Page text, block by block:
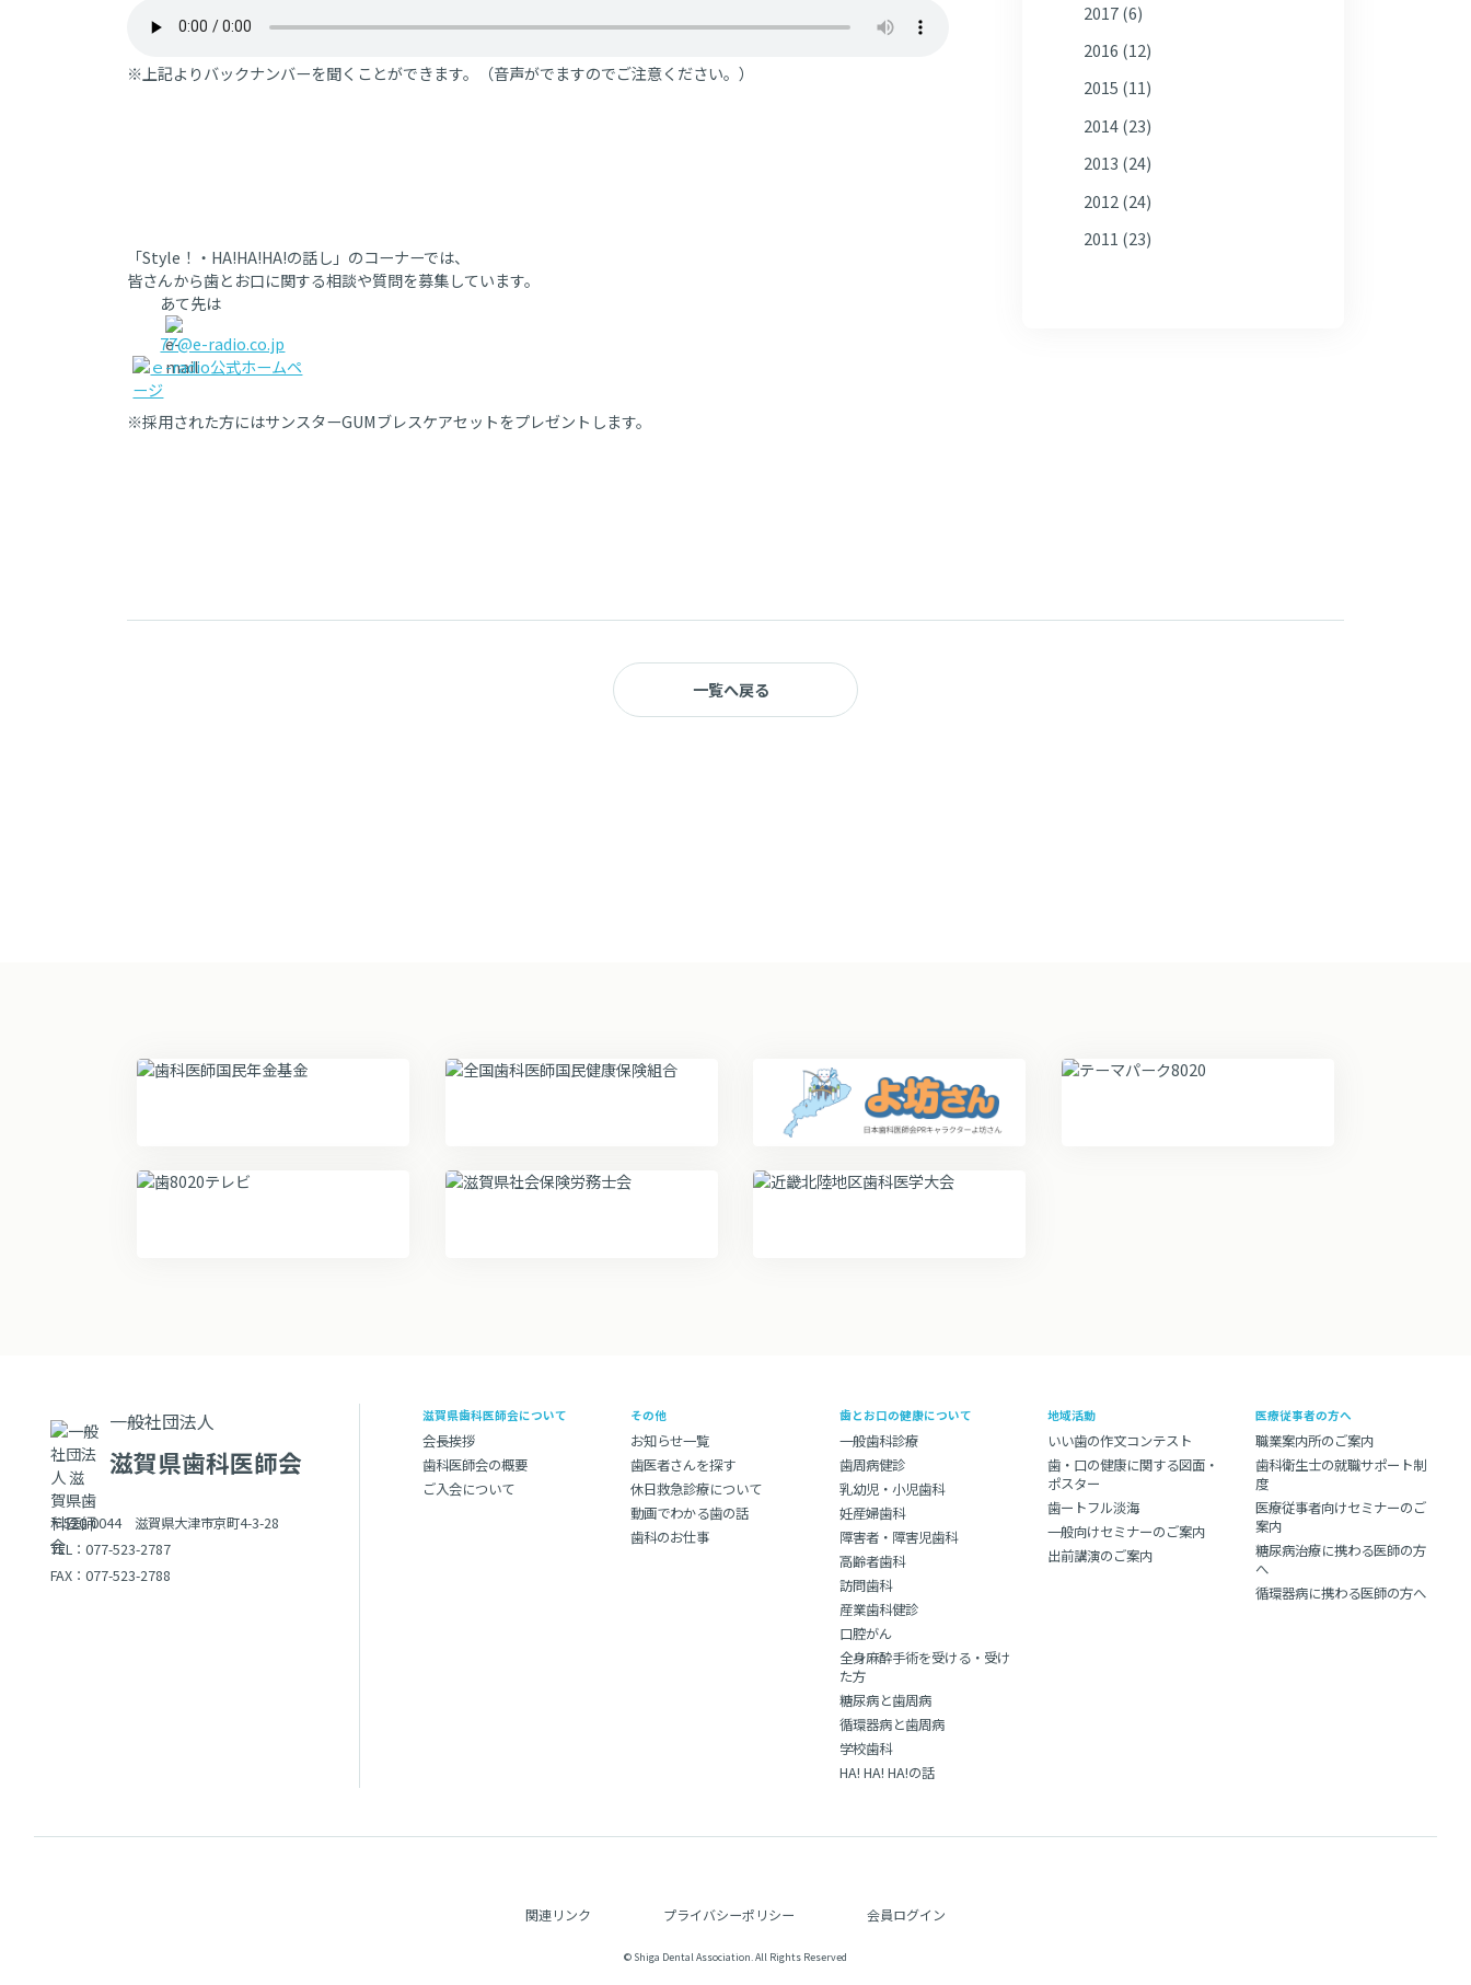
※上記よりバックナンバーを聞くことができます。（音声がでますのでご注意ください。）
「Style！・HA!HA!HA!の話し」のコーナーでは、
皆さんから歯とお口に関する相談や質問を募集しています。
あて先は
77@e-radio.co.jp
※採用された方にはサンスターGUMブレスケアセットをプレゼントします。
2017 (6)
2016 (12)
2015 (11)
2014 (23)
2013 (24)
2012 (24)
2011 (23)
一覧へ戻る
一般社団法人
滋賀県歯科医師会
〒520-0044 滋賀県大津市京町4-3-28
TEL：077-523-2787
FAX：077-523-2788
滋賀県歯科医師会について
会長挨拶
歯科医師会の概要
ご入会について
その他
お知らせ一覧
歯医者さんを探す
休日救急診療について
動画でわかる歯の話
歯科のお仕事
歯とお口の健康について
一般歯科診療
歯周病健診
乳幼児・小児歯科
妊産婦歯科
障害者・障害児歯科
高齢者歯科
訪問歯科
産業歯科健診
口腔がん
全身麻酔手術を受ける・受け
た方
糖尿病と歯周病
循環器病と歯周病
学校歯科
HA! HA! HA!の話
地域活動
いい歯の作文コンテスト
歯・口の健康に関する図面・
ポスター
歯ートフル淡海
一般向けセミナーのご案内
出前講演のご案内
医療従事者の方へ
職業案内所のご案内
歯科衛生士の就職サポート制
度
医療従事者向けセミナーのご
案内
糖尿病治療に携わる医師の方
へ
循環器病に携わる医師の方へ
関連リンク プライバシーポリシー 会員ログイン
© Shiga Dental Association. All Rights Reserved